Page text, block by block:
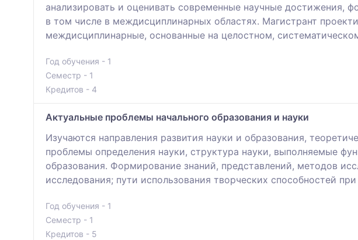
анализировать и оценивать современные научные достижения,
в том числе в междисциплинарных областях. Магистрант
междисциплинарные, основанные на целостном,
Год обучения - 1
Семестр - 1
Кредитов - 4
Актуальные проблемы начального образования и науки
Изучаются направления развития науки и образования,
проблемы определения науки, структура науки, выполняемые
образования. Формирование знаний, представлений, методов
исследования; пути использования творческих способностей
Год обучения - 1
Семестр - 1
Кредитов - 5